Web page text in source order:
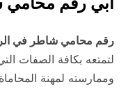
رقم محامي شاطر في
لتمتعه بكافة الصفات
وممارسته لمهنة